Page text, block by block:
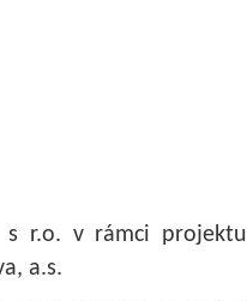
s r.o. v rámci projektu
a.s.